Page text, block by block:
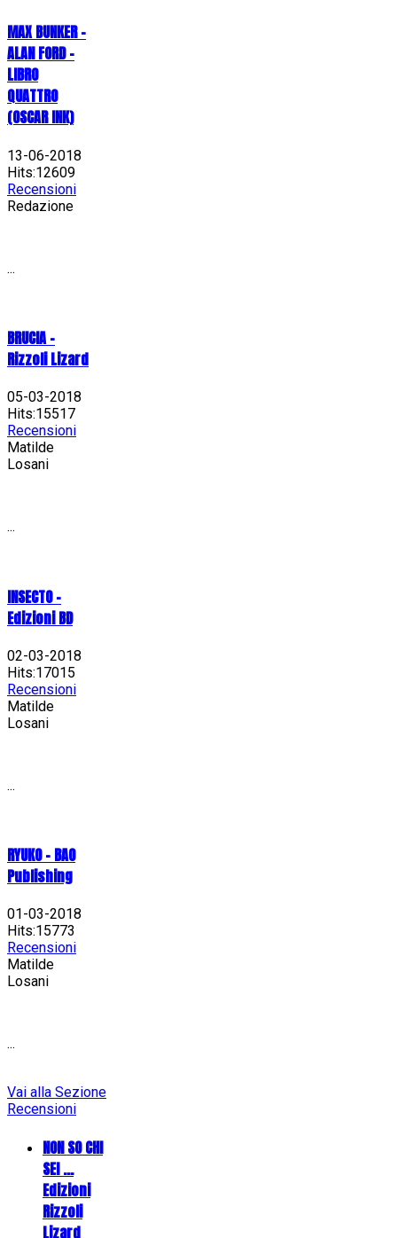
MAX BUNKER –
ALAN FORD –
LIBRO
QUATTRO
(OSCAR INK)
13-06-2018
Hits:12609
Recensioni
Redazione
...
BRUCIA -
Rizzoli Lizard
05-03-2018
Hits:15517
Recensioni
Matilde
Losani
...
INSECTO -
Edizioni BD
02-03-2018
Hits:17015
Recensioni
Matilde
Losani
...
RYUKO - BAO
Publishing
01-03-2018
Hits:15773
Recensioni
Matilde
Losani
...
Vai alla Sezione
Recensioni
NON SO CHI
SEI ...
Edizioni
Rizzoli
Lizard